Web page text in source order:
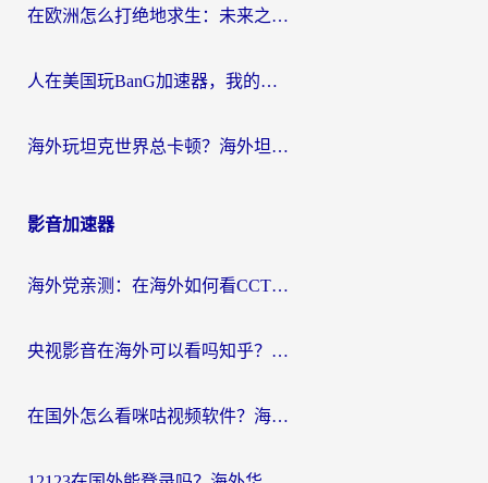
在欧洲怎么打绝地求生：未来之役不卡？留学生亲测的加速器避坑指南
人在美国玩BanG加速器，我的延迟终于绿了
海外玩坦克世界总卡顿？海外坦克世界加速器有哪些？实测好用的选择在这里
影音加速器
海外党亲测：在海外如何看CCTV？告别“仅限大陆播放”的实用指南
央视影音在海外可以看吗知乎？留学生亲测：3步解决地域限制+追剧自由
在国外怎么看咪咕视频软件？海外党亲测有效的回国加速方案